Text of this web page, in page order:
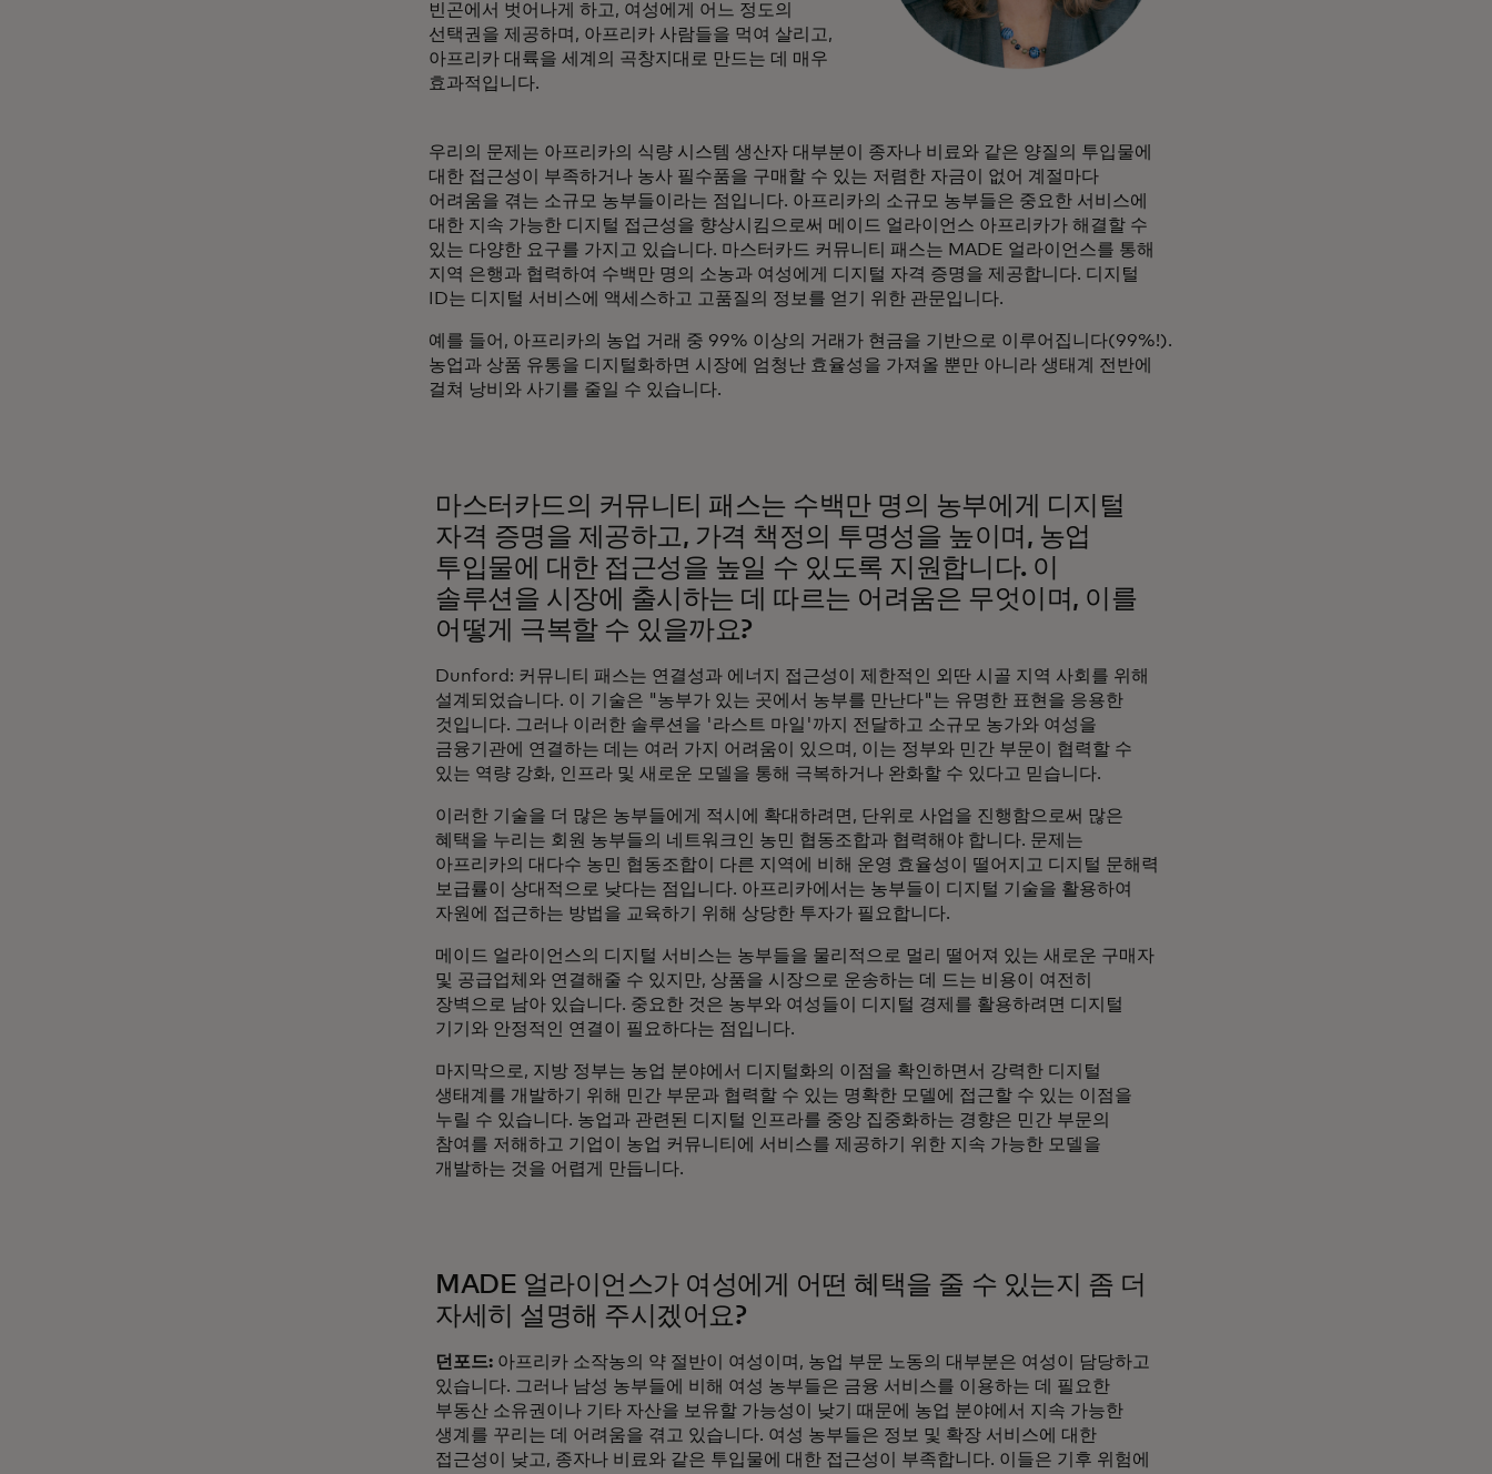
빈곤에서 벗어나게 하고, 여성에게 어느 정도의
선택권을 제공하며, 아프리카 사람들을 먹여 살리고,
아프리카 대륙을 세계의 곡창지대로 만드는 데 매우
효과적입니다.
우리의 문제는 아프리카의 식량 시스템 생산자 대부분이 종자나 비료와 같은 양질의 투입물에
대한 접근성이 부족하거나 농사 필수품을 구매할 수 있는 저렴한 자금이 없어 계절마다
어려움을 겪는 소규모 농부들이라는 점입니다. 아프리카의 소규모 농부들은 중요한 서비스에
대한 지속 가능한 디지털 접근성을 향상시킴으로써 메이드 얼라이언스 아프리카가 해결할 수
있는 다양한 요구를 가지고 있습니다. 마스터카드 커뮤니티 패스는 MADE 얼라이언스를 통해
지역 은행과 협력하여 수백만 명의 소농과 여성에게 디지털 자격 증명을 제공합니다. 디지털
ID는 디지털 서비스에 액세스하고 고품질의 정보를 얻기 위한 관문입니다.
예를 들어, 아프리카의 농업 거래 중 99% 이상의 거래가 현금을 기반으로 이루어집니다(99%!).
농업과 상품 유통을 디지털화하면 시장에 엄청난 효율성을 가져올 뿐만 아니라 생태계 전반에
걸쳐 낭비와 사기를 줄일 수 있습니다.
마스터카드의 커뮤니티 패스는 수백만 명의 농부에게 디지털
자격 증명을 제공하고, 가격 책정의 투명성을 높이며, 농업
투입물에 대한 접근성을 높일 수 있도록 지원합니다. 이
솔루션을 시장에 출시하는 데 따르는 어려움은 무엇이며, 이를
어떻게 극복할 수 있을까요?
Dunford: 커뮤니티 패스는 연결성과 에너지 접근성이 제한적인 외딴 시골 지역 사회를 위해
설계되었습니다. 이 기술은 "농부가 있는 곳에서 농부를 만난다"는 유명한 표현을 응용한
것입니다. 그러나 이러한 솔루션을 '라스트 마일'까지 전달하고 소규모 농가와 여성을
금융기관에 연결하는 데는 여러 가지 어려움이 있으며, 이는 정부와 민간 부문이 협력할 수
있는 역량 강화, 인프라 및 새로운 모델을 통해 극복하거나 완화할 수 있다고 믿습니다.
이러한 기술을 더 많은 농부들에게 적시에 확대하려면, 단위로 사업을 진행함으로써 많은
혜택을 누리는 회원 농부들의 네트워크인 농민 협동조합과 협력해야 합니다. 문제는
아프리카의 대다수 농민 협동조합이 다른 지역에 비해 운영 효율성이 떨어지고 디지털 문해력
보급률이 상대적으로 낮다는 점입니다. 아프리카에서는 농부들이 디지털 기술을 활용하여
자원에 접근하는 방법을 교육하기 위해 상당한 투자가 필요합니다.
메이드 얼라이언스의 디지털 서비스는 농부들을 물리적으로 멀리 떨어져 있는 새로운 구매자
및 공급업체와 연결해줄 수 있지만, 상품을 시장으로 운송하는 데 드는 비용이 여전히
장벽으로 남아 있습니다. 중요한 것은 농부와 여성들이 디지털 경제를 활용하려면 디지털
기기와 안정적인 연결이 필요하다는 점입니다.
마지막으로, 지방 정부는 농업 분야에서 디지털화의 이점을 확인하면서 강력한 디지털
생태계를 개발하기 위해 민간 부문과 협력할 수 있는 명확한 모델에 접근할 수 있는 이점을
누릴 수 있습니다. 농업과 관련된 디지털 인프라를 중앙 집중화하는 경향은 민간 부문의
참여를 저해하고 기업이 농업 커뮤니티에 서비스를 제공하기 위한 지속 가능한 모델을
개발하는 것을 어렵게 만듭니다.
MADE 얼라이언스가 여성에게 어떤 혜택을 줄 수 있는지 좀 더
자세히 설명해 주시겠어요?
던포드: 아프리카 소작농의 약 절반이 여성이며, 농업 부문 노동의 대부분은 여성이 담당하고
있습니다. 그러나 남성 농부들에 비해 여성 농부들은 금융 서비스를 이용하는 데 필요한
부동산 소유권이나 기타 자산을 보유할 가능성이 낮기 때문에 농업 분야에서 지속 가능한
생계를 꾸리는 데 어려움을 겪고 있습니다. 여성 농부들은 정보 및 확장 서비스에 대한
접근성이 낮고, 종자나 비료와 같은 투입물에 대한 접근성이 부족합니다. 이들은 기후 위험에